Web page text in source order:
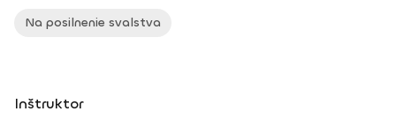
Na posilnenie svalstva
Inštruktor